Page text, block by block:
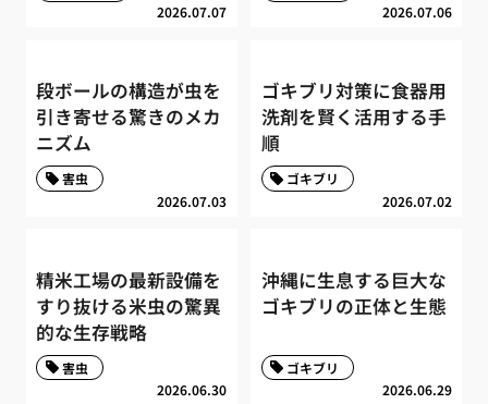
2026.07.07 2026.07.06
段ボールの構造が虫を
引き寄せる驚きのメカ
ニズム
2026.07.03
害虫
ゴキブリ対策に食器用
洗剤を賢く活用する手
順
2026.07.02
ゴキブリ
精米工場の最新設備を
すり抜ける米虫の驚異
的な生存戦略
2026.06.30
害虫
沖縄に生息する巨大な
ゴキブリの正体と生態
2026.06.29
ゴキブリ